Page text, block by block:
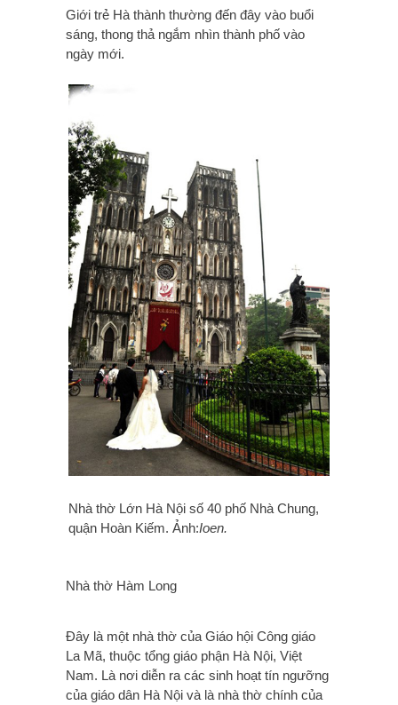
Giới trẻ Hà thành thường đến đây vào buổi
sáng, thong thả ngắm nhìn thành phố vào
ngày mới.
Nhà thờ Lớn Hà Nội số 40 phố Nhà Chung,
quận Hoàn Kiếm. Ảnh:Ioen.
Nhà thờ Hàm Long
Đây là một nhà thờ của Giáo hội Công giáo
La Mã, thuộc tổng giáo phận Hà Nội, Việt
Nam. Là nơi diễn ra các sinh hoạt tín ngưỡng
của giáo dân Hà Nội và là nhà thờ chính của